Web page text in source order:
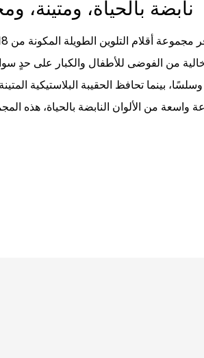
من الفوضى للأطفال والكبار على حدٍ
بينما تحافظ الحقيبة البلاستيكية
من الألوان النابضة بالحياة، هذه